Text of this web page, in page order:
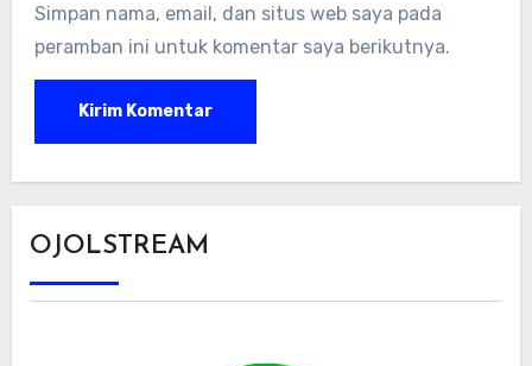
Simpan nama, email, dan situs web saya pada
peramban ini untuk komentar saya berikutnya.
OJOLSTREAM